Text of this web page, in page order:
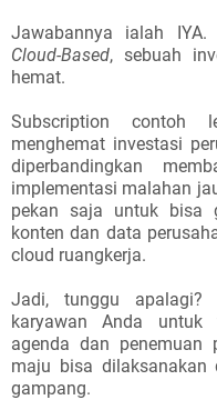
Jawabannya ialah IYA.
Cloud-Based, sebuah
hemat.
Subscription contoh
menghemat investasi
diperbandingkan
implementasi malahan
pekan saja untuk bisa
konten dan data
cloud ruangkerja.
Jadi, tunggu apalagi?
karyawan Anda untuk
agenda dan penemuan
maju bisa dilaksanakan
gampang.